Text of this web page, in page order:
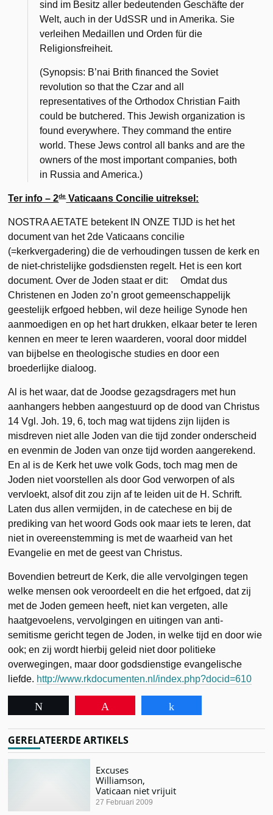
sind im Besitz aller bedeutenden Geschäfte der
Welt, auch in der UdSSR und in Amerika. Sie
verleihen Medaillen und Orden für die
Religionsfreiheit.
(Synopsis: B’nai Brith financed the Soviet
revolution so that the Czar and all
representatives of the Orthodox Christian Faith
could be butchered. This Jewish organization is
found everywhere. They command the entire
world. These Jews control all banks and are the
owners of the most important companies, both
in Russia and America.)
Ter info – 2deVaticaans Concilie uitreksel:
NOSTRA AETATE betekent IN ONZE TIJD is het het
document van het 2de Vaticaans concilie
(=kerkvergadering) die de verhoudingen tussen de kerk en
de niet-christelijke godsdiensten regelt. Het is een kort
document. Over de Joden staat er dit: Omdat dus
Christenen en Joden zo’n groot gemeenschappelijk
geestelijk erfgoed hebben, wil deze heilige Synode hen
aanmoedigen en op het hart drukken, elkaar beter te leren
kennen en meer te leren waarderen, vooral door middel
van bijbelse en theologische studies en door een
broederlijke dialoog.
Al is het waar, dat de Joodse gezagsdragers met hun
aanhangers hebben aangestuurd op de dood van Christus
14 Vgl. Joh. 19, 6, toch mag wat tijdens zijn lijden is
misdreven niet alle Joden van die tijd zonder onderscheid
en evenmin de Joden van onze tijd worden aangerekend.
En al is de Kerk het uwe volk Gods, toch mag men de
Joden niet voorstellen als door God verworpen of als
vervloekt, alsof dit zou zijn af te leiden uit de H. Schrift.
Laten dus allen vermijden, in de catechese en bij de
prediking van het woord Gods ook maar iets te leren, dat
niet in overeenstemming is met de waarheid van het
Evangelie en met de geest van Christus.
Bovendien betreurt de Kerk, die alle vervolgingen tegen
welke mensen ook veroordeelt en die het erfgoed, dat zij
met de Joden gemeen heeft, niet kan vergeten, alle
haatgevoelens, vervolgingen en uitingen van anti-
semitisme gericht tegen de Joden, in welke tijd en door wie
ook; en zij wordt hierbij geleid niet door politieke
overwegingen, maar door godsdienstige evangelische
liefde. http://www.rkdocumenten.nl/index.php?docid=610
GERELATEERDE ARTIKELS
Excuses
Williamson,
Vaticaan niet vrijuit
27 Februari 2009